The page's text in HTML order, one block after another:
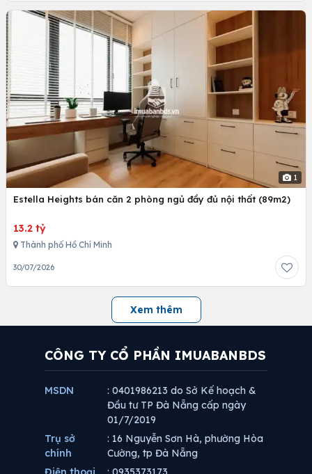
1
Estella Heights bán căn 2 phòng ngủ đầy đủ nội thất (89m2)
13.2 tỷ
Thành phố Hồ Chí Minh
30/07/2026
Xem thêm
CÔNG TY CỔ PHẦN IMUABANBDS
MSDN
: 0401986213 do Sở Kế hoạch &
Đầu tư TP Đà Nẵng cấp ngày
01/7/2019
Trụ sở
chính
: 16 Nguyễn Sơn Hà, phường Hòa
Cường, tp Đà Nẵng